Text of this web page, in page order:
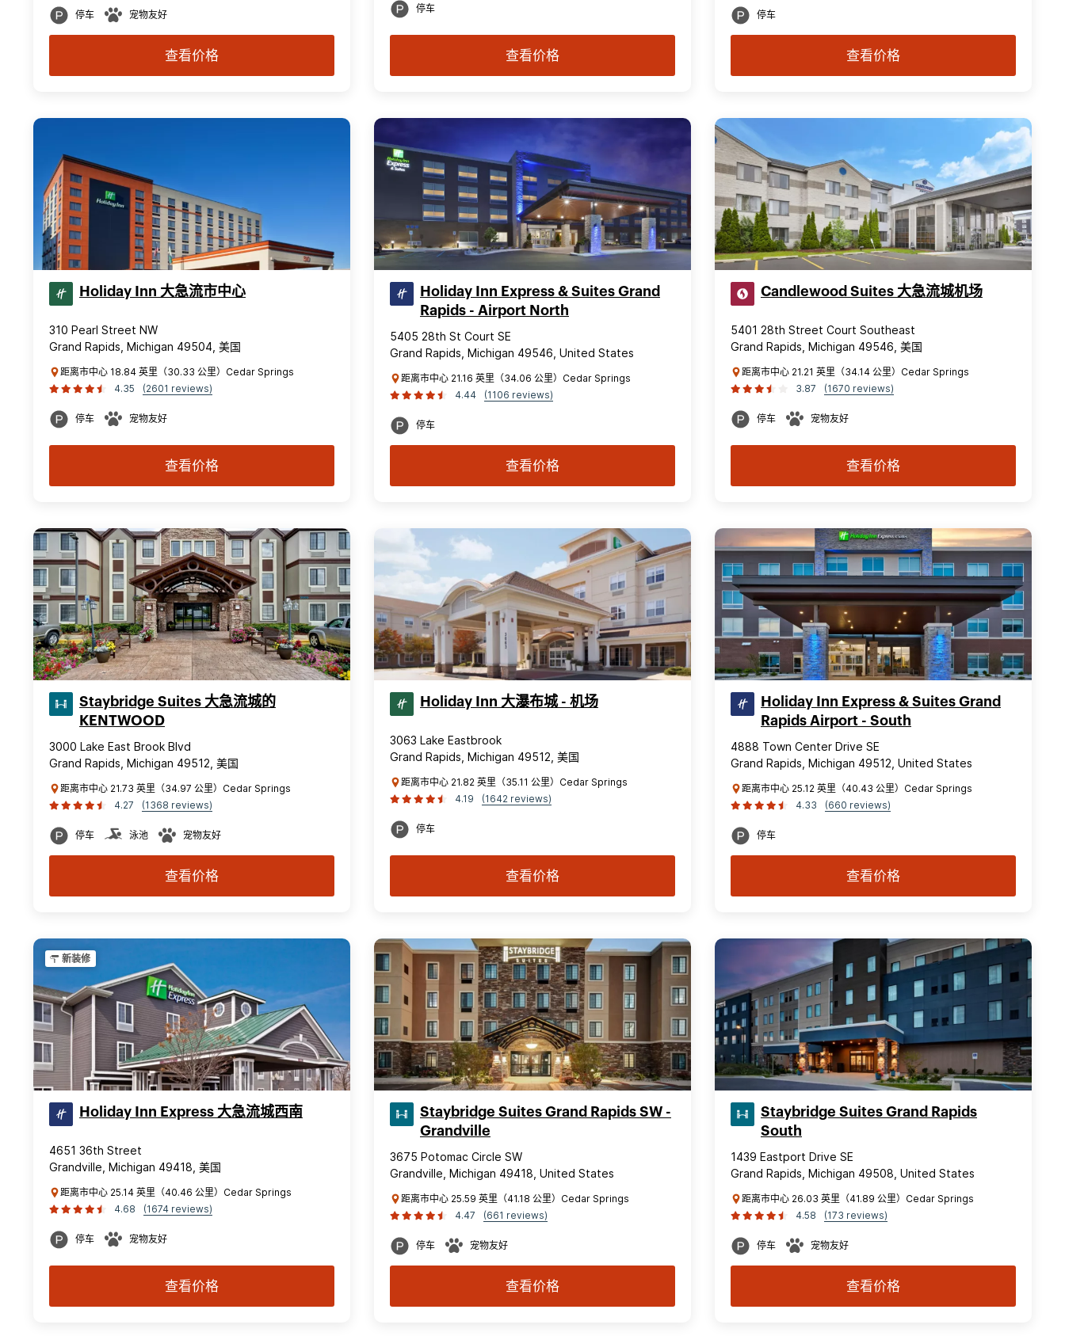
停车 宠物友好
查看价格
停车
查看价格
停车
查看价格
Holiday Inn 大急流市中心
310 Pearl Street NW
Grand Rapids, Michigan 49504, 美国
距离市中心 18.84 英里（30.33 公里）Cedar Springs
4.35
(2601 reviews)
停车 宠物友好
查看价格
Holiday Inn Express & Suites Grand
Rapids - Airport North
5405 28th St Court SE
Grand Rapids, Michigan 49546, United States
距离市中心 21.16 英里（34.06 公里）Cedar Springs
4.44
(1106 reviews)
停车
查看价格
Candlewood Suites 大急流城机场
5401 28th Street Court Southeast
Grand Rapids, Michigan 49546, 美国
距离市中心 21.21 英里（34.14 公里）Cedar Springs
3.87
(1670 reviews)
停车 宠物友好
查看价格
Staybridge Suites 大急流城的
KENTWOOD
3000 Lake East Brook Blvd
Grand Rapids, Michigan 49512, 美国
距离市中心 21.73 英里（34.97 公里）Cedar Springs
4.27
(1368 reviews)
停车 泳池 宠物友好
查看价格
Holiday Inn 大瀑布城 - 机场
3063 Lake Eastbrook
Grand Rapids, Michigan 49512, 美国
距离市中心 21.82 英里（35.11 公里）Cedar Springs
4.19
(1642 reviews)
停车
查看价格
Holiday Inn Express & Suites Grand
Rapids Airport - South
4888 Town Center Drive SE
Grand Rapids, Michigan 49512, United States
距离市中心 25.12 英里（40.43 公里）Cedar Springs
4.33
(660 reviews)
停车
查看价格
新装修
Holiday Inn Express 大急流城西南
4651 36th Street
Grandville, Michigan 49418, 美国
距离市中心 25.14 英里（40.46 公里）Cedar Springs
4.68
(1674 reviews)
停车 宠物友好
查看价格
Staybridge Suites Grand Rapids SW -
Grandville
3675 Potomac Circle SW
Grandville, Michigan 49418, United States
距离市中心 25.59 英里（41.18 公里）Cedar Springs
4.47
(661 reviews)
停车 宠物友好
查看价格
Staybridge Suites Grand Rapids
South
1439 Eastport Drive SE
Grand Rapids, Michigan 49508, United States
距离市中心 26.03 英里（41.89 公里）Cedar Springs
4.58
(173 reviews)
停车 宠物友好
查看价格